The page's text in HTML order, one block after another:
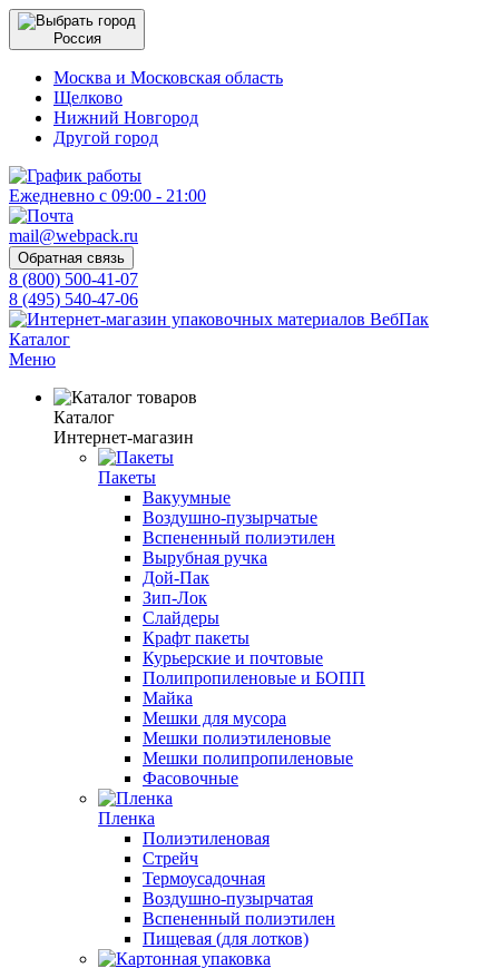
Россия
Москва и Московская область
Щелково
Нижний Новгород
Другой город
Ежедневно с 09:00 - 21:00
mail@webpack.ru
Обратная связь
8 (800) 500-41-07
8 (495) 540-47-06
Каталог
Меню
Каталог
Интернет-магазин
Пакеты
Вакуумные
Воздушно-пузырчатые
Вспененный полиэтилен
Вырубная ручка
Дой-Пак
Зип-Лок
Слайдеры
Крафт пакеты
Курьерские и почтовые
Полипропиленовые и БОПП
Майка
Мешки для мусора
Мешки полиэтиленовые
Мешки полипропиленовые
Фасовочные
Пленка
Полиэтиленовая
Стрейч
Термоусадочная
Воздушно-пузырчатая
Вспененный полиэтилен
Пищевая (для лотков)